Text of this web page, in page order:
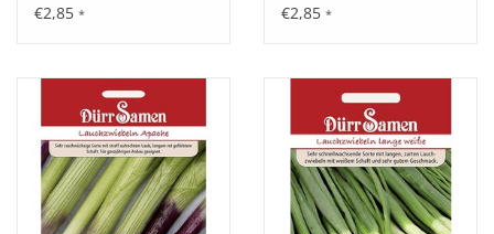
€2,85 *
€2,85 *